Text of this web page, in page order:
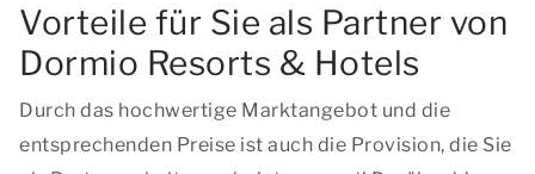
Vorteile für Sie als Partner von
Dormio Resorts & Hotels
Durch das hochwertige Marktangebot und die
entsprechenden Preise ist auch die Provision, die Sie